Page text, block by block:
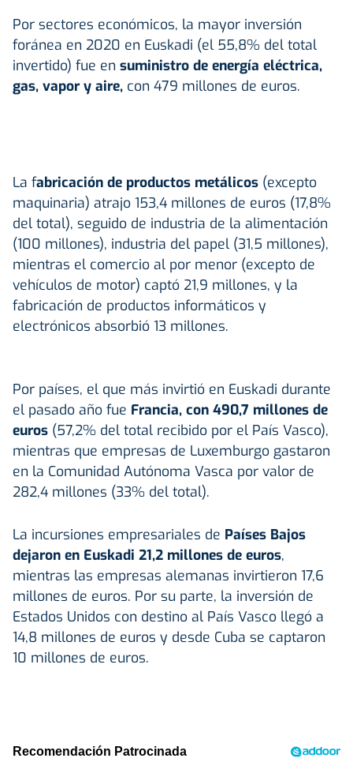
Por sectores económicos, la mayor inversión
foránea en 2020 en Euskadi (el 55,8% del total
invertido) fue en suministro de energía eléctrica,
gas, vapor y aire, con 479 millones de euros.
La fabricación de productos metálicos (excepto
maquinaria) atrajo 153,4 millones de euros (17,8%
del total), seguido de industria de la alimentación
(100 millones), industria del papel (31,5 millones),
mientras el comercio al por menor (excepto de
vehículos de motor) captó 21,9 millones, y la
fabricación de productos informáticos y
electrónicos absorbió 13 millones.
Por países, el que más invirtió en Euskadi durante
el pasado año fue Francia, con 490,7 millones de
euros (57,2% del total recibido por el País Vasco),
mientras que empresas de Luxemburgo gastaron
en la Comunidad Autónoma Vasca por valor de
282,4 millones (33% del total).
La incursiones empresariales de Países Bajos
dejaron en Euskadi 21,2 millones de euros,
mientras las empresas alemanas invirtieron 17,6
millones de euros. Por su parte, la inversión de
Estados Unidos con destino al País Vasco llegó a
14,8 millones de euros y desde Cuba se captaron
10 millones de euros.